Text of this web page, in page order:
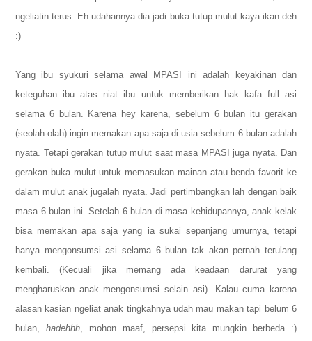
ngeliatin terus. Eh udahannya dia jadi buka tutup mulut kaya ikan deh
:)
Yang ibu syukuri selama awal MPASI ini adalah keyakinan dan
keteguhan ibu atas niat ibu untuk memberikan hak kafa full asi
selama 6 bulan. Karena hey karena, sebelum 6 bulan itu gerakan
(seolah-olah) ingin memakan apa saja di usia sebelum 6 bulan adalah
nyata. Tetapi gerakan tutup mulut saat masa MPASI juga nyata. Dan
gerakan buka mulut untuk memasukan mainan atau benda favorit ke
dalam mulut anak jugalah nyata. Jadi pertimbangkan lah dengan baik
masa 6 bulan ini. Setelah 6 bulan di masa kehidupannya, anak kelak
bisa memakan apa saja yang ia sukai sepanjang umurnya, tetapi
hanya mengonsumsi asi selama 6 bulan tak akan pernah terulang
kembali. (Kecuali jika memang ada keadaan darurat yang
mengharuskan anak mengonsumsi selain asi). Kalau cuma karena
alasan kasian ngeliat anak tingkahnya udah mau makan tapi belum 6
bulan, hadehhh, mohon maaf, persepsi kita mungkin berbeda :)